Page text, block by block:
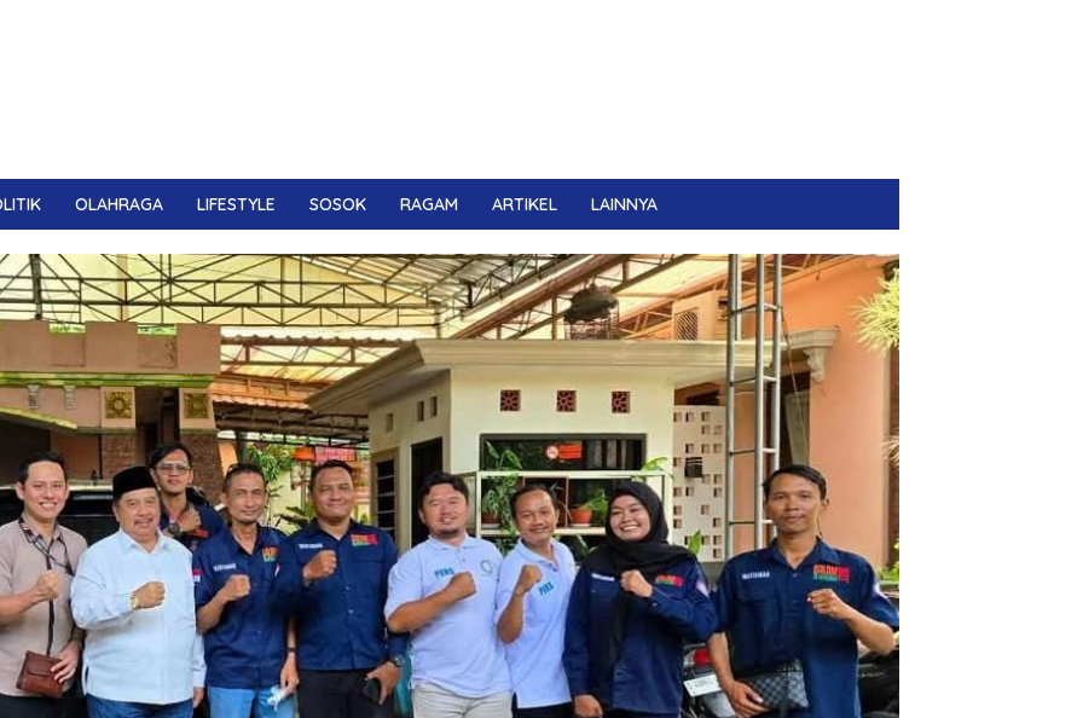
OLAHRAGA LIFESTYLE SOSOK RAGAM ARTIKEL LAINNYA